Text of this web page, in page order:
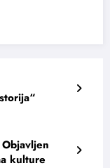
kulture